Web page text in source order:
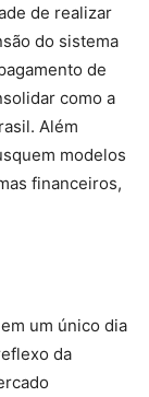
de realizar
do sistema
de
como a
Além
modelos
financeiros,
um único dia
da